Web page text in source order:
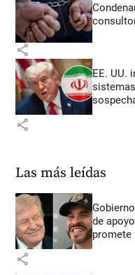
share
EE. UU.
share
Las más leídas
de
promete
share